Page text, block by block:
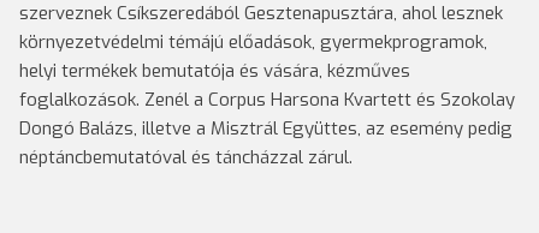
szerveznek Csíkszeredából Gesztenapusztára, ahol lesznek
környezetvédelmi témájú előadások, gyermekprogramok,
helyi termékek bemutatója és vására, kézműves
foglalkozások. Zenél a Corpus Harsona Kvartett és Szokolay
Dongó Balázs, illetve a Misztrál Együttes, az esemény pedig
néptáncbemutatóval és táncházzal zárul.